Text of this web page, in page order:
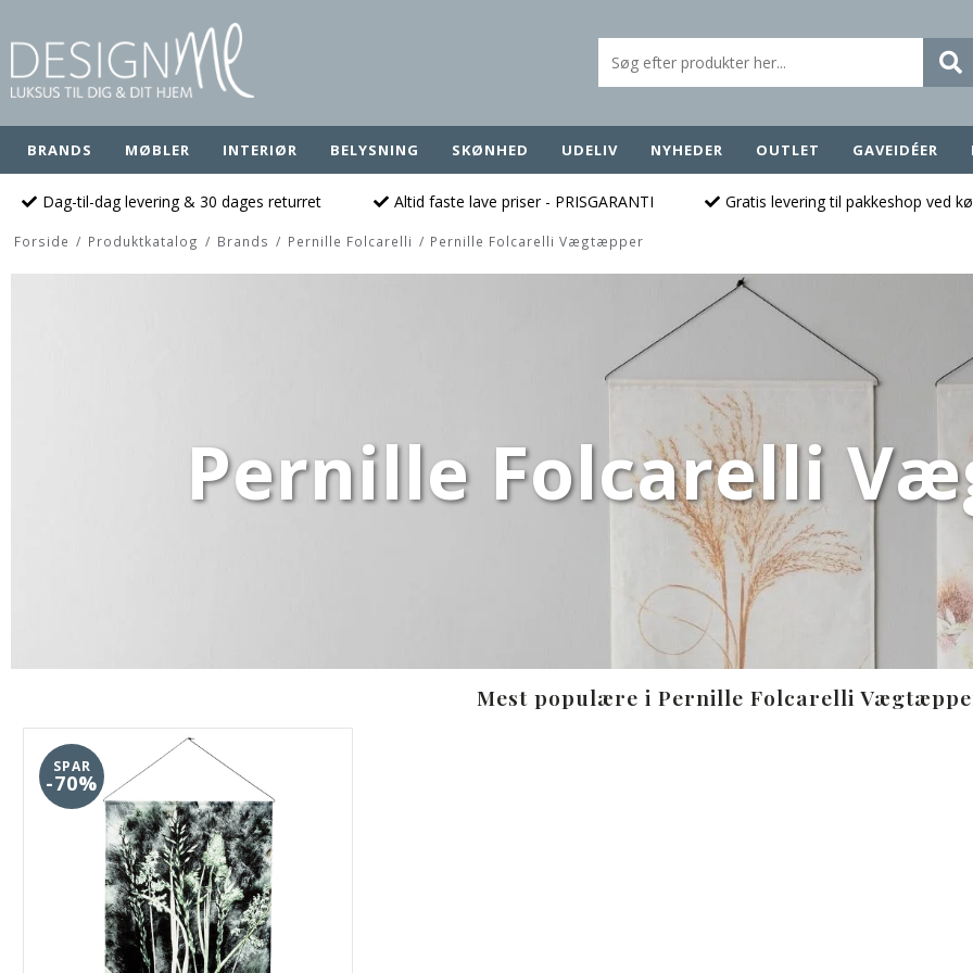
BRANDS MØBLER INTERIØR BELYSNING SKØNHED UDELIV NYHEDER OUTLET GAVEIDÉER
Dag-til-dag levering & 30 dages returret Altid faste lave priser - PRISGARANTI Gratis levering til pakkeshop ved
Forside / Produktkatalog / Brands / Pernille Folcarelli / Pernille Folcarelli Vægtæpper
Pernille Folcarelli
Mest populære i Pernille Folcarelli
SPAR
-70%